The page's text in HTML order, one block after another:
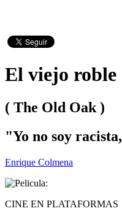
El viejo roble
( The Old Oak )
"Yo no soy
Enrique Colmena
CINE EN PLATAFORMAS